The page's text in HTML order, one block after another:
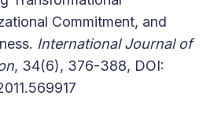
Commitment, and
International Journal of
, 34(6), 376-388, DOI: